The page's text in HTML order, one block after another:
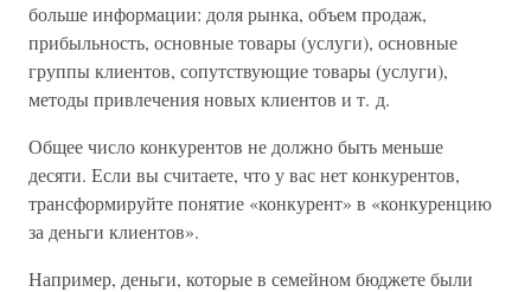
больше информации: доля рынка, объем продаж,
прибыльность, основные товары (услуги), основные
группы клиентов, сопутствующие товары (услуги),
методы привлечения новых клиентов и т. д.
Общее число конкурентов не должно быть меньше
десяти. Если вы считаете, что у вас нет конкурентов,
трансформируйте понятие «конкурент» в «конкуренцию
за деньги клиентов».
Например, деньги, которые в семейном бюджете были